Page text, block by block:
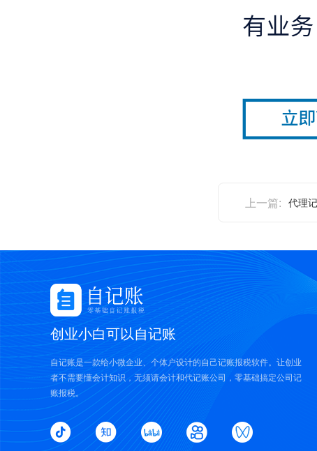
上一篇: 代理
创业小白可以自记账
自记账是一款给小微企业、个体户设计的自己记账报税软件。让创业
者不需要懂会计知识，无须请会计和代记账公司，零基础搞定公司记
账报税。